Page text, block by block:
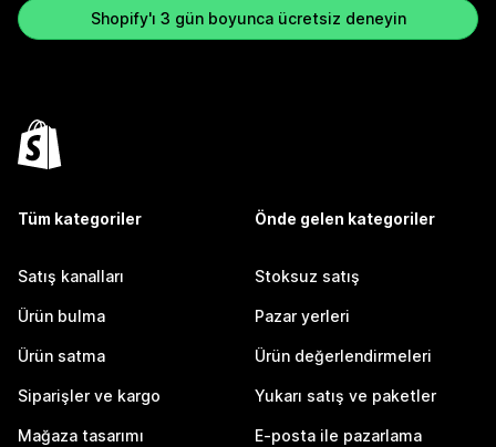
Shopify'ı 3 gün boyunca ücretsiz deneyin
Tüm kategoriler
Satış kanalları
Ürün bulma
Ürün satma
Siparişler ve kargo
Mağaza tasarımı
Önde gelen kategoriler
Stoksuz satış
Pazar yerleri
Ürün değerlendirmeleri
Yukarı satış ve paketler
E-posta ile pazarlama